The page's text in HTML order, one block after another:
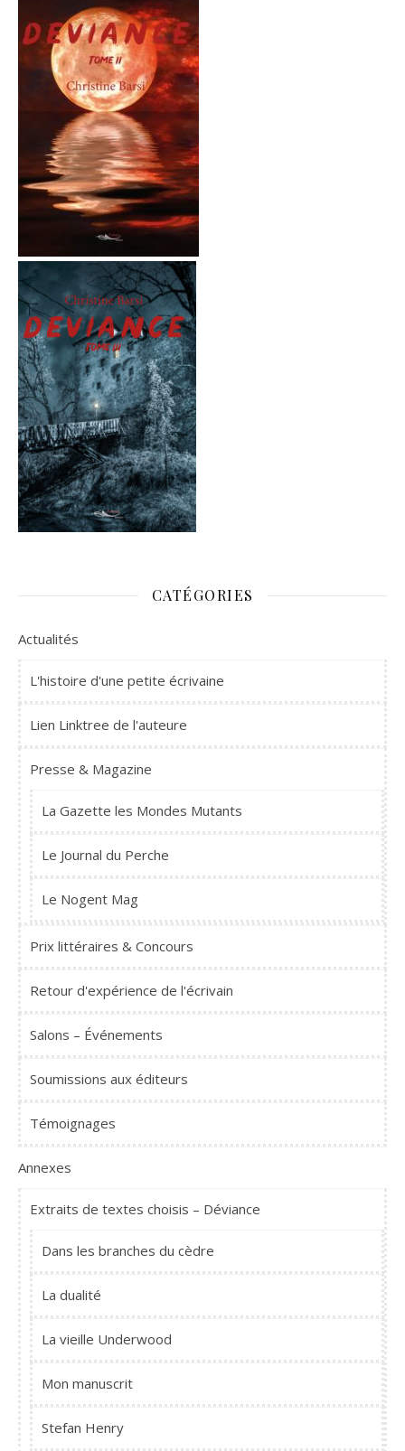
CATÉGORIES
Actualités
L'histoire d'une petite écrivaine
Lien Linktree de l'auteure
Presse & Magazine
La Gazette les Mondes Mutants
Le Journal du Perche
Le Nogent Mag
Prix littéraires & Concours
Retour d'expérience de l'écrivain
Salons – Événements
Soumissions aux éditeurs
Témoignages
Annexes
Extraits de textes choisis – Déviance
Dans les branches du cèdre
La dualité
La vieille Underwood
Mon manuscrit
Stefan Henry